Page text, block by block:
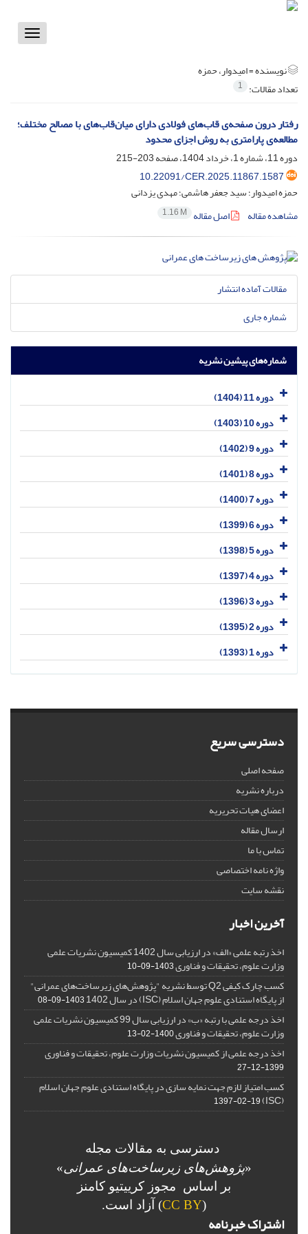
Toggle
نویسنده =امیدوار، حمزه
تعداد مقالات: 1
رفتار درون صفحه‌ی قاب‌های فولادی دارای میان‌قاب‌های با مصالح مختلف؛
مطالعه‌ی پارامتری به روش اجزای محدود
دوره 11، شماره 1، خرداد 1404، صفحه
203-215
10.22091/CER.2025.11867.1587
حمزه امیدوار؛ سید جعفر هاشمی؛ مهدی یزدانی
مشاهده مقاله
اصل مقاله 1.16 M
مقالات آماده انتشار
شماره جاری
شماره‌های پیشین نشریه
دوره 11 (1404)
دوره 10 (1403)
دوره 9 (1402)
دوره 8 (1401)
دوره 7 (1400)
دوره 6 (1399)
دوره 5 (1398)
دوره 4 (1397)
دوره 3 (1396)
دوره 2 (1395)
دوره 1 (1393)
دسترسی سریع
صفحه اصلی
درباره نشریه
اعضای هیات تحریریه
ارسال مقاله
تماس با ما
واژه نامه اختصاصی
نقشه سایت
آخرین اخبار
اخذ رتبه علمی «الف» در ارزیابی سال 1402 کمیسیون نشریات علمی
وزارت علوم، تحقیقات و فناوری1403-09-10
کسب چارک کیفی Q2 توسط نشریه "پژوهش‌های زیرساخت‌های عمرانی"
از پایگاه استنادی علوم جهان اسلام (ISC) در سال 1402 1403-09-08
اخذ درجه علمی با رتبه «ب» در ارزیابی سال 99 کمیسیون نشریات علمی
وزارت علوم، تحقیقات و فناوری1400-02-13
اخذ درجه علمی از کمیسیون نشریات وزارت علوم، تحقیقات و فناوری
1399-12-27
کسب امتیاز لازم جهت نمایه سازی در پایگاه استنادی علوم جهان اسلام
(ISC)
1397-02-19
دسترسی به مقالات مجله
«پژوهش‌های زیرساخت‌های عمرانی»
بر اساس مجوز کرییتیو کامنز
(
CC BY) آزاد است.
اشتراک خبرنامه